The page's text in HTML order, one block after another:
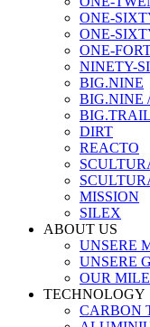
ONE-
ONE-
ONE-
NINETY-
BIG.NINE
BIG.NINE
BIG.TRAIL
DIRT
REACTO
MISSION
SILEX
ABOUT US
UNSERE
UNSERE
OUR
TECHNOLOGY
CARBON